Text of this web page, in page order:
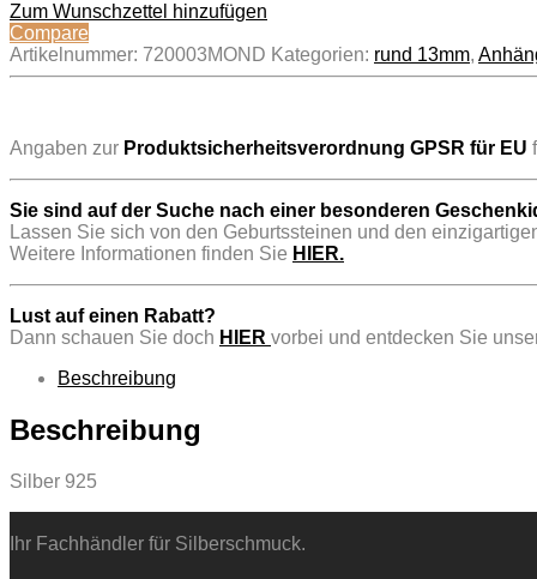
Zum Wunschzettel hinzufügen
Compare
Artikelnummer: 720003MOND Kategorien: rund 13mm,
Angaben zur Produktsicherheitsverordnung GPSR für EU
Sie sind auf der Suche nach einer besonderen
Lassen Sie sich von den Geburtssteinen und den
Weitere Informationen finden Sie HIER.
Lust auf einen Rabatt?
Dann schauen Sie doch HIER vorbei und entdecken Sie
Beschreibung
Beschreibung
Silber 925
Ihr Fachhändler für Silberschmuck.